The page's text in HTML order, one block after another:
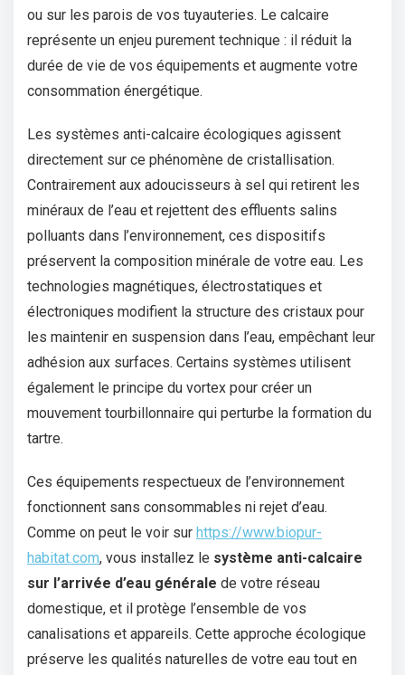
ou sur les parois de vos tuyauteries. Le calcaire
représente un enjeu purement technique : il réduit la
durée de vie de vos équipements et augmente votre
consommation énergétique.
Les systèmes anti-calcaire écologiques agissent
directement sur ce phénomène de cristallisation.
Contrairement aux adoucisseurs à sel qui retirent les
minéraux de l’eau et rejettent des effluents salins
polluants dans l’environnement, ces dispositifs
préservent la composition minérale de votre eau. Les
technologies magnétiques, électrostatiques et
électroniques modifient la structure des cristaux pour
les maintenir en suspension dans l’eau, empêchant leur
adhésion aux surfaces. Certains systèmes utilisent
également le principe du vortex pour créer un
mouvement tourbillonnaire qui perturbe la formation du
tartre.
Ces équipements respectueux de l’environnement
fonctionnent sans consommables ni rejet d’eau.
Comme on peut le voir sur https://www.biopur-
habitat.com, vous installez le système anti-calcaire
sur l’arrivée d’eau générale de votre réseau
domestique, et il protège l’ensemble de vos
canalisations et appareils. Cette approche écologique
préserve les qualités naturelles de votre eau tout en